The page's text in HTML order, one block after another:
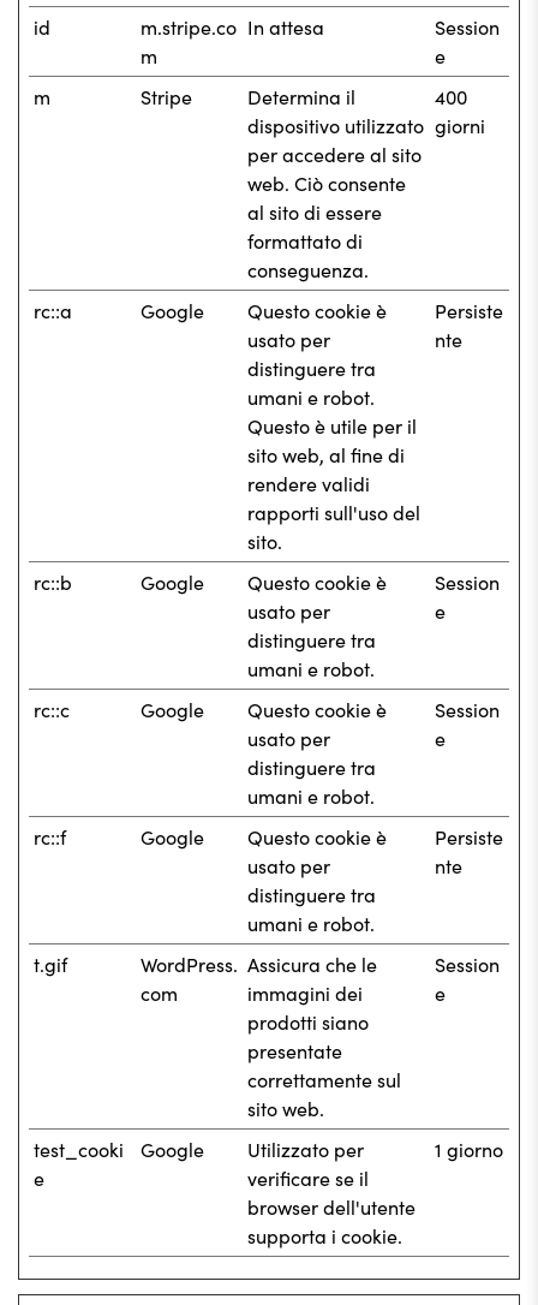
id
m.stripe.co
m
In attesa
Session
e
m
Stripe
Determina il
dispositivo utilizzato
per accedere al sito
web. Ciò consente
al sito di essere
formattato di
conseguenza.
400
giorni
rc::a Google
Questo cookie è
usato per
distinguere tra
umani e robot.
Questo è utile per il
sito web, al fine di
rendere validi
rapporti sull'uso del
sito.
Persiste
nte
rc::b Google
Questo cookie è
usato per
distinguere tra
umani e robot.
Session
e
rc::c Google
Questo cookie è
usato per
distinguere tra
umani e robot.
Session
e
rc::f Google
Questo cookie è
usato per
distinguere tra
umani e robot.
Persiste
nte
t.gif
WordPress.
com
Assicura che le
immagini dei
prodotti siano
presentate
correttamente sul
sito web.
Session
e
test_cooki
e
Google
Utilizzato per
verificare se il
browser dell'utente
supporta i cookie.
1 giorno